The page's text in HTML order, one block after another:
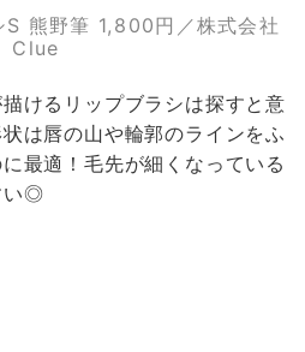
S 熊野筆 1,800円／株式会社
Clue
けるリップブラシは探すと意
は唇の山や輪郭のラインをふ
最適！毛先が細くなっている
い◎